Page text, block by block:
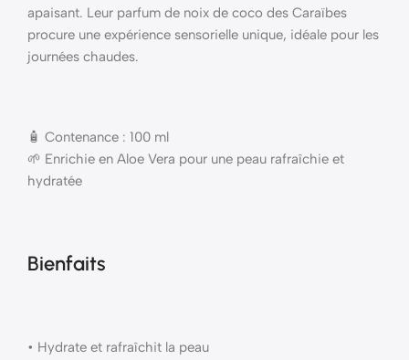
apaisant. Leur parfum de noix de coco des Caraïbes
procure une expérience sensorielle unique, idéale pour les
journées chaudes.
🧴 Contenance : 100 ml
🌱 Enrichie en Aloe Vera pour une peau rafraîchie et
hydratée
Bienfaits
• Hydrate et rafraîchit la peau